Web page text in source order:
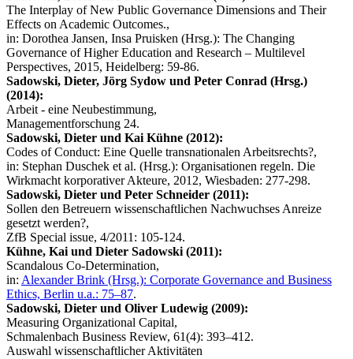
The Interplay of New Public Governance Dimensions and Their
Effects on Academic Outcomes.,
in: Dorothea Jansen, Insa Pruisken (Hrsg.): The Changing
Governance of Higher Education and Research – Multilevel
Perspectives, 2015, Heidelberg: 59-86.
Sadowski, Dieter, Jörg Sydow und Peter Conrad (Hrsg.)
(2014):
Arbeit - eine Neubestimmung,
Managementforschung 24.
Sadowski, Dieter und Kai Kühne (2012):
Codes of Conduct: Eine Quelle transnationalen Arbeitsrechts?,
in: Stephan Duschek et al. (Hrsg.): Organisationen regeln. Die
Wirkmacht korporativer Akteure, 2012, Wiesbaden: 277-298.
Sadowski, Dieter und Peter Schneider (2011):
Sollen den Betreuern wissenschaftlichen Nachwuchses Anreize
gesetzt werden?,
ZfB Special issue, 4/2011: 105-124.
Kühne, Kai und Dieter Sadowski (2011):
Scandalous Co-Determination,
in: Alexander Brink (Hrsg.): Corporate Governance and Business
Ethics, Berlin u.a.: 75–87.
Sadowski, Dieter und Oliver Ludewig (2009):
Measuring Organizational Capital,
Schmalenbach Business Review, 61(4): 393–412.
Auswahl wissenschaftlicher Aktivitäten